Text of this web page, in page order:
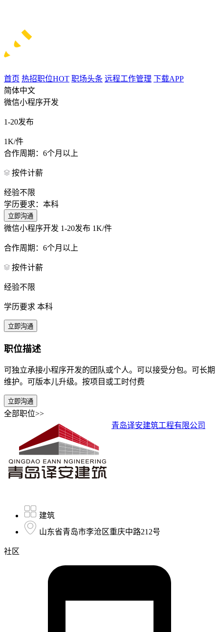
首页 热招职位HOT 职场头条 远程工作管理 下载APP
简体中文
微信小程序开发
1-20发布
1K/件
合作周期：6个月以上
按件计薪
经验不限
学历要求：本科
立即沟通
微信小程序开发 1-20发布 1K/件
合作周期：6个月以上
按件计薪
经验不限
学历要求 本科
立即沟通
职位描述
可独立承接小程序开发的团队或个人。可以接受分包。可长期
维护。可版本儿升级。按项目或工时付费
立即沟通
全部职位>>
青岛译安建筑工程有限公司
建筑
山东省青岛市李沧区重庆中路212号
社区